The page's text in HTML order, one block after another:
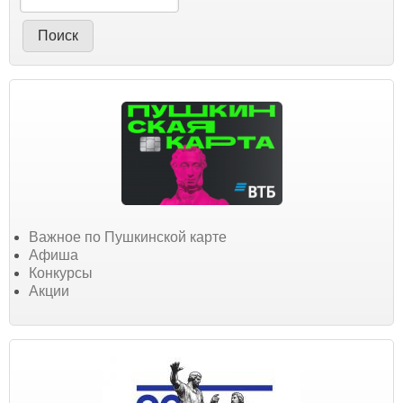
Важное по Пушкинской карте
Афиша
Конкурсы
Акции